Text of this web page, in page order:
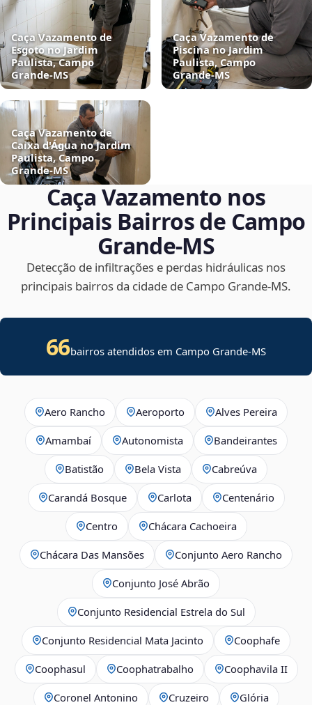
Caça Vazamento de
Esgoto no Jardim
Paulista, Campo
Grande‑MS
Caça Vazamento de
Piscina no Jardim
Paulista, Campo
Grande‑MS
Caça Vazamento de
Caixa d'Água no Jardim
Paulista, Campo
Grande‑MS
Caça Vazamento nos
Principais Bairros de Campo
Grande‑MS
Detecção de infiltrações e perdas hidráulicas nos
principais bairros da cidade de Campo Grande‑MS.
66bairros atendidos em Campo Grande-MS
Aero Rancho Aeroporto Alves Pereira
Amambaí Autonomista Bandeirantes
Batistão Bela Vista Cabreúva
Carandá Bosque Carlota Centenário
Centro Chácara Cachoeira
Chácara Das Mansões Conjunto Aero Rancho
Conjunto José Abrão
Conjunto Residencial Estrela do Sul
Conjunto Residencial Mata Jacinto Coophafe
Coophasul Coophatrabalho Coophavila II
Coronel Antonino Cruzeiro Glória